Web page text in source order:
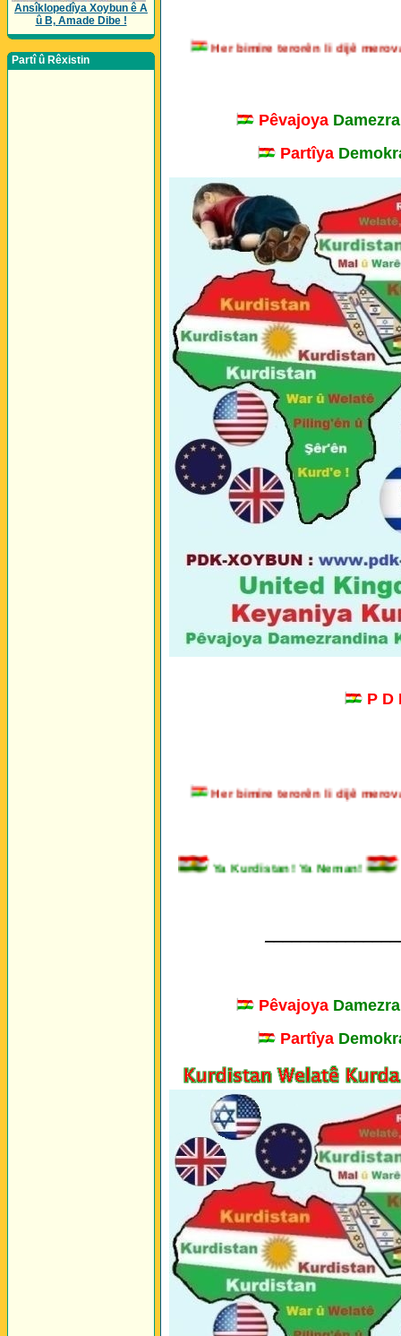
Ansîklopedîya Xoybun ê A
û B, Amade Dibe !
Partî û Rêxistin
Her bimire terorên li dijê
Pêvajoya
Partîya
P D
Her bimire terorên li dijê
Ya Kurdistan! Ya Neman!
Pêvajoya
Partîya